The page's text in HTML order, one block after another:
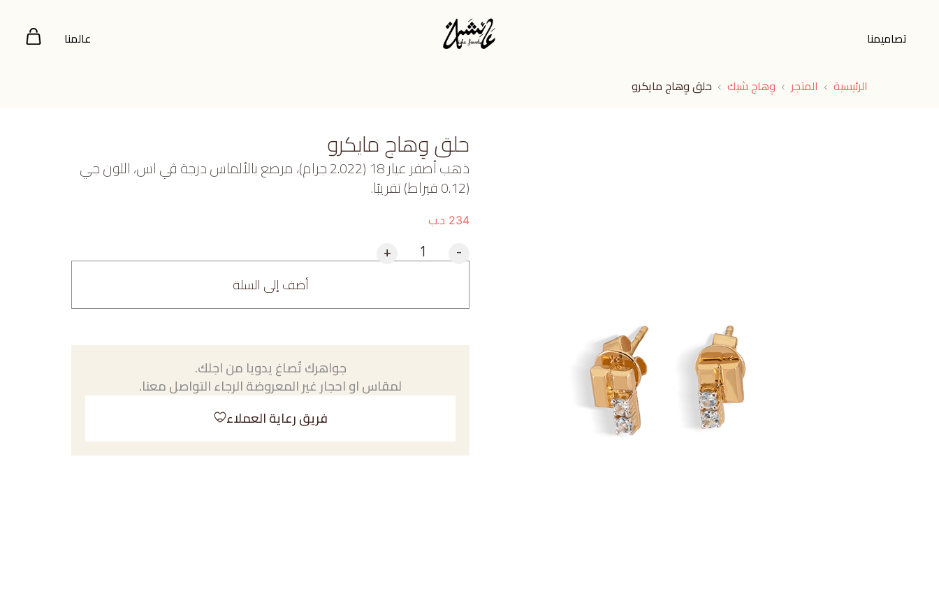
تصاميمنا عالمنا
الرئيسية المتجر وِهاج شيك حلق وِهاج مايكرو
حلق وِهاج مايكرو
ذهب أصفر عيار 18 (2.022 جرام)، مرصع بالألماس درجة ڤي اس، اللون جي
(0.12 قيراط) تقريبًا.
234 د.ب
-
+
أضف إلى السلة
جواهرك تُصاغ يدويا من اجلك.
لمقاس او احجار غير المعروضة الرجاء التواصل معنا.
فريق رعاية العملاء